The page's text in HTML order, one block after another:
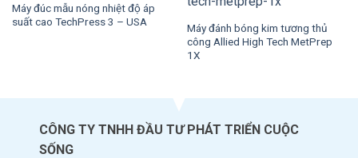
Máy đúc mẫu nóng nhiệt độ áp
suất cao TechPress 3 – USA
Máy đánh bóng kim tương thủ
công Allied High Tech MetPrep
1X
CÔNG TY TNHH ĐẦU TƯ PHÁT TRIỂN CUỘC
SỐNG